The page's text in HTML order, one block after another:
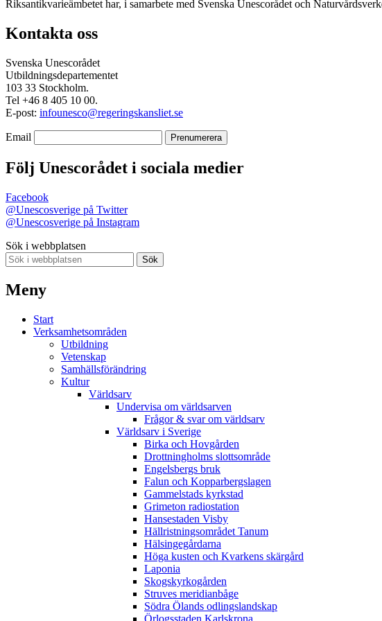
Riksantikvarieämbetet har, i samarbete med Svenska Unescorådet och
Kontakta oss
Svenska Unescorådet
Utbildningsdepartementet
103 33 Stockholm.
Tel +46 8 405 10 00.
E-post: infounesco@regeringskansliet.se
Email
Följ Unescorådet i sociala medier
Facebook
@Unescosverige på Twitter
@Unescosverige på Instagram
Sök i webbplatsen
Sök
Meny
Start
Verksamhetsområden
Utbildning
Vetenskap
Samhällsförändring
Kultur
Världsarv
Undervisa om världsarven
Frågor & svar om världsarv
Världsarv i Sverige
Birka och Hovgården
Drottningholms slottsområde
Engelsbergs bruk
Falun och Kopparbergslagen
Gammelstads kyrkstad
Grimeton radiostation
Hansestaden Visby
Hällristningsområdet Tanum
Hälsingegårdarna
Höga kusten och Kvarkens skärgård
Laponia
Skogskyrkogården
Struves meridianbåge
Södra Ölands odlingslandskap
Örlogsstaden Karlskrona